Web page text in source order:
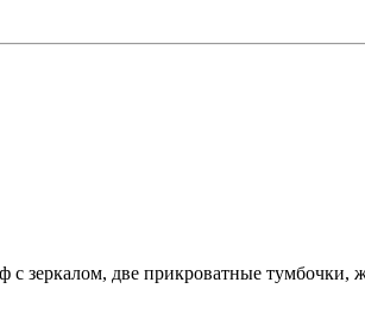
с зеркалом, две прикроватные